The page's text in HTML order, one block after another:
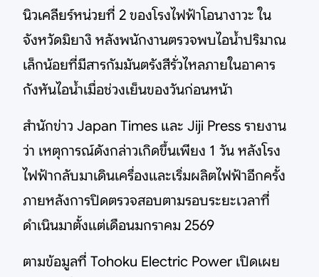
นิวเคลียร์หน่วยที่ 2 ของโรงไฟฟ้าโอนางาวะ ใน
จังหวัดมิยางิ หลังพนักงานตรวจพบไอน้ำปริมาณ
เล็กน้อยที่มีสารกัมมันตรังสีรั่วไหลภายในอาคาร
กังหันไอน้ำเมื่อช่วงเย็นของวันก่อนหน้า
สำนักข่าว Japan Times และ Jiji Press รายงาน
ว่า เหตุการณ์ดังกล่าวเกิดขึ้นเพียง 1 วัน หลังโรง
ไฟฟ้ากลับมาเดินเครื่องและเริ่มผลิตไฟฟ้าอีกครั้ง
ภายหลังการปิดตรวจสอบตามรอบระยะเวลาที่
ดำเนินมาตั้งแต่เดือนมกราคม 2569
ตามข้อมูลที่ Tohoku Electric Power เปิดเผย